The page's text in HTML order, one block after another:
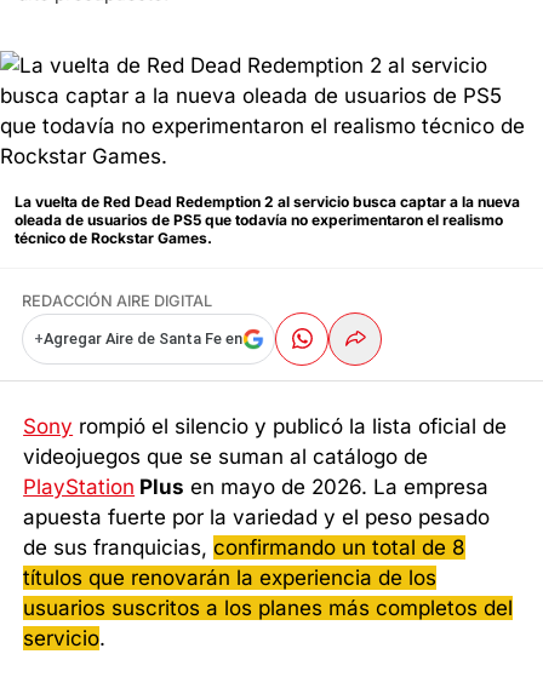
La vuelta de Red Dead Redemption 2 al servicio busca captar a la nueva
oleada de usuarios de PS5 que todavía no experimentaron el realismo
técnico de Rockstar Games.
REDACCIÓN AIRE DIGITAL
+Agregar Aire de Santa Fe en
Sony rompió el silencio y publicó la lista oficial de
videojuegos que se suman al catálogo de
PlayStation Plus en mayo de 2026. La empresa
apuesta fuerte por la variedad y el peso pesado
de sus franquicias,confirmando un total de 8
títulos que renovarán la experiencia de los
usuarios suscritos a los planes más completos del
servicio.